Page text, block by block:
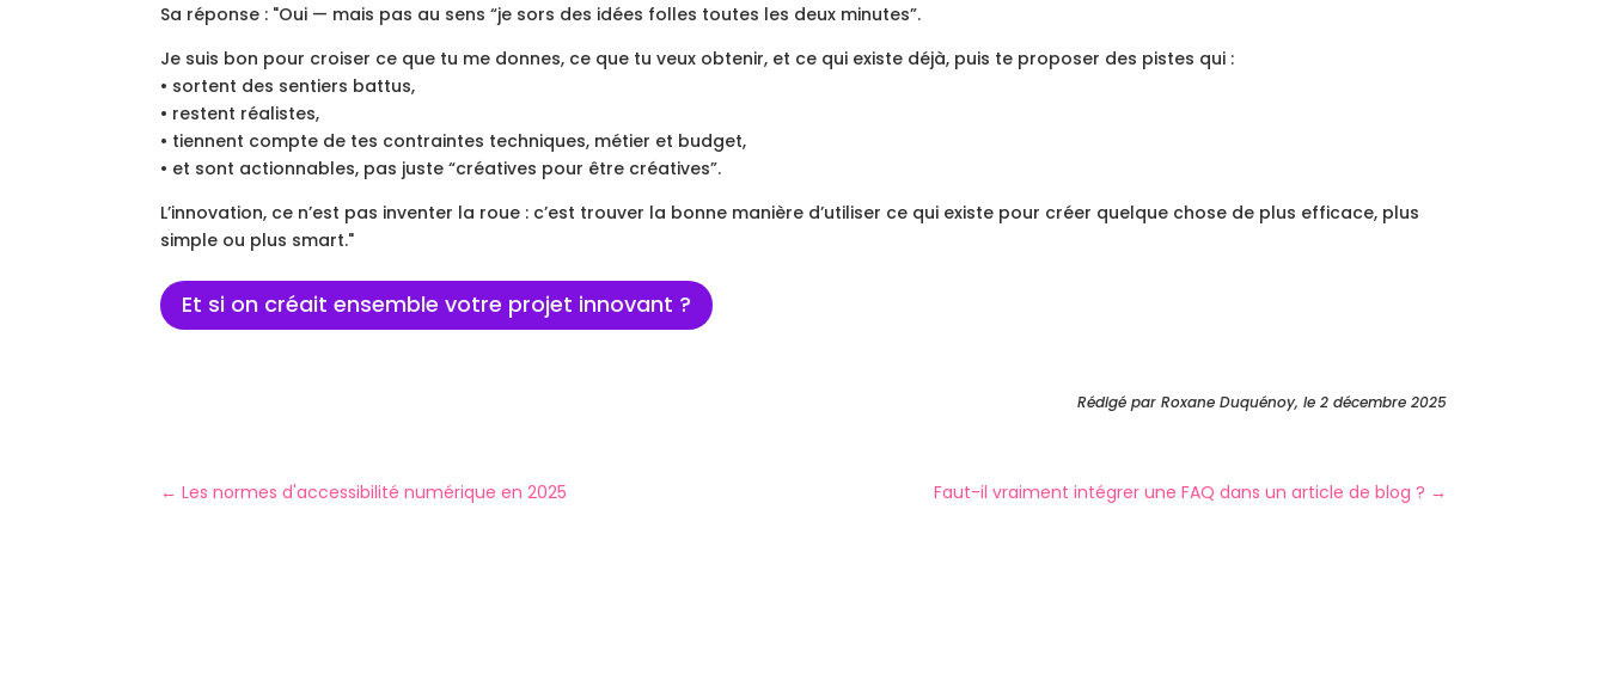
Sa réponse : "Oui — mais pas au sens “je sors des idées folles toutes les deux minutes”.
Je suis bon pour croiser ce que tu me donnes, ce que tu veux obtenir, et ce qui existe déjà, puis te proposer des pistes qui :
• sortent des sentiers battus,
• restent réalistes,
• tiennent compte de tes contraintes techniques, métier et budget,
• et sont actionnables, pas juste “créatives pour être créatives”.
L’innovation, ce n’est pas inventer la roue : c’est trouver la bonne manière d’utiliser ce qui existe pour créer quelque chose de plus efficace, plus
simple ou plus smart."
Et si on créait ensemble votre projet innovant ?
Rédigé par Roxane Duquénoy, le 2 décembre 2025
←Les normes d'accessibilité numérique en 2025 Faut-il vraiment intégrer une FAQ dans un article de blog ? →